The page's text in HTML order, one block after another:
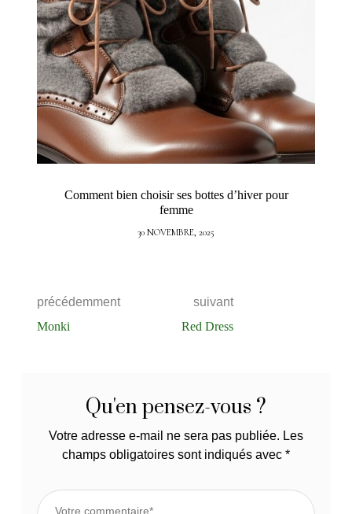
Comment bien choisir ses bottes d’hiver pour
femme
30 NOVEMBRE, 2025
précédemment
Monki
suivant
Red Dress
Qu'en pensez-vous ?
Votre adresse e-mail ne sera pas publiée. Les
champs obligatoires sont indiqués avec *